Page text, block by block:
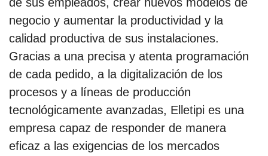
negocio y aumentar la productividad y la
calidad productiva de sus instalaciones.
Gracias a una precisa y atenta programación
de cada pedido, a la digitalización de los
procesos y a líneas de producción
tecnológicamente avanzadas, Elletipi es una
empresa capaz de responder de manera
eficaz a las exigencias de los mercados